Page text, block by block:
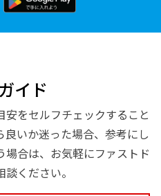
イド
をセルフチェックすること
いか迷った場合、参考にし
合は、お気軽にファストド
ください。